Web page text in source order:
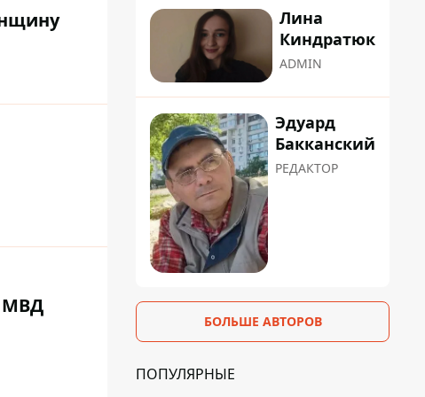
МВД
Лина
Киндратюк
ADMIN
Эдуард
Бакканский
РЕДАКТОР
БОЛЬШЕ АВТОРОВ
ПОПУЛЯРНЫЕ